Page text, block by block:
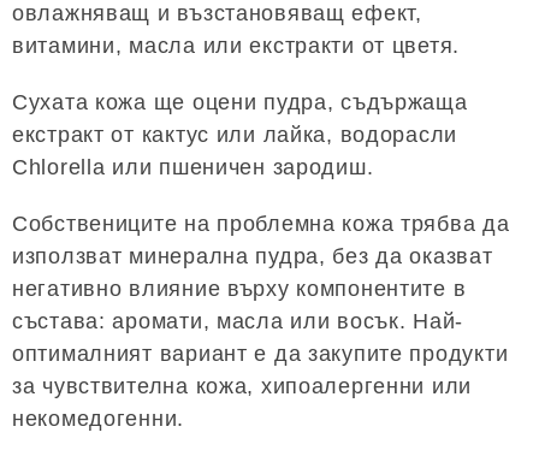
овлажняващ и възстановяващ ефект,
витамини, масла или екстракти от цветя.
Сухата кожа ще оцени пудра, съдържаща
екстракт от кактус или лайка, водорасли
Chlorella или пшеничен зародиш.
Собствениците на проблемна кожа трябва да
използват минерална пудра, без да оказват
негативно влияние върху компонентите в
състава: аромати, масла или восък. Най-
оптималният вариант е да закупите продукти
за чувствителна кожа, хипоалергенни или
некомедогенни.